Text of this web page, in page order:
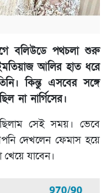
বলিউডে পথচলা শুরু
আলির হাত ধরে
কিন্তু এসবের সঙ্গে
না নার্গিসের।
সেই সময়। ভেবে
দেখলেন ফেমাস হয়ে
যাবেন।